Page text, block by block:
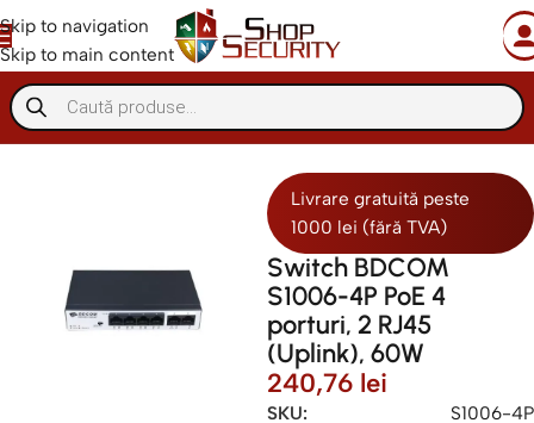
Skip to navigation
Skip to main content
Retelistica Switch-uri PoE
Livrare gratuită peste
1000 lei (fără TVA)
Switch BDCOM
S1006-4P PoE 4
porturi, 2 RJ45
(Uplink), 60W
240,76 lei
SKU:
S1006-4P